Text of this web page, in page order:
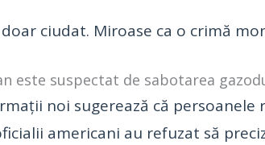
ciudat. Miroase ca o crimă
este suspectat de sabotarea
noi sugerează că
americani au refuzat să